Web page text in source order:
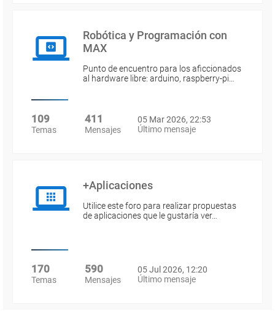
Robótica y Programación con
MAX
Punto de encuentro para los aficcionados
al hardware libre: arduino, raspberry-pi…
109
Temas
411
Mensajes
05 Mar 2026, 22:53
Último mensaje
+Aplicaciones
Utilice este foro para realizar propuestas
de aplicaciones que le gustaría ver…
170
Temas
590
Mensajes
05 Jul 2026, 12:20
Último mensaje